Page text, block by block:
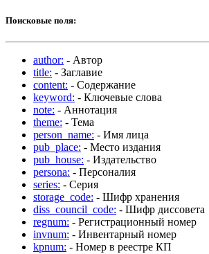
Поисковые поля:
author: - Автор
title: - Заглавие
content: - Содержание
keyword: - Ключевые слова
note: - Аннотация
theme: - Тема
person_name: - Имя лица
pub_place: - Место издания
pub_house: - Издательство
persona: - Персоналия
series: - Серия
storage_code: - Шифр хранения
diss_council_code: - Шифр диссовета
regnum: - Регистрационный номер
invnum: - Инвентарный номер
kpnum: - Номер в реестре КП